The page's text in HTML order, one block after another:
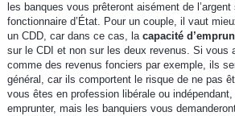
les banques vous prêteront aisément de
fonctionnaire d’État. Pour un couple, il vaut
un CDD, car dans ce cas, la capacité
sur le CDI et non sur les deux revenus. Si vous
comme des revenus fonciers par exemple, ils
général, car ils comportent le risque de ne pas
vous êtes en profession libérale ou
emprunter, mais les banquiers vous